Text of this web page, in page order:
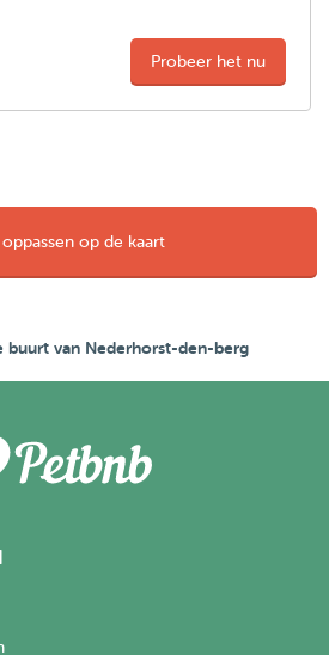
Probeer het nu
op de kaart
buurt van Nederhorst-den-berg